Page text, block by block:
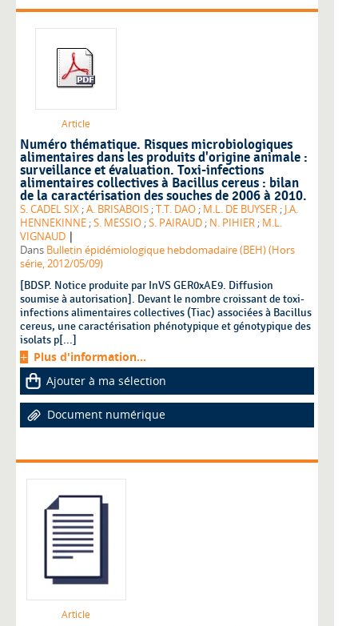
Article
Numéro thématique. Risques microbiologiques
alimentaires dans les produits d'origine animale :
surveillance et évaluation. Toxi-infections
alimentaires collectives à Bacillus cereus : bilan
de la caractérisation des souches de 2006 à 2010.
S. CADEL SIX;A. BRISABOIS;T.T. DAO; M.L. DE BUYSER;J.A.
HENNEKINNE;S. MESSIO;S. PAIRAUD; N. PIHIER; M.L.
VIGNAUD |
Dans Bulletin épidémiologique hebdomadaire (BEH) (Hors
série, 2012/05/09)
[BDSP. Notice produite par InVS GER0xAE9. Diffusion
soumise à autorisation]. Devant le nombre croissant de toxi-
infections alimentaires collectives (Tiac) associées à Bacillus
cereus, une caractérisation phénotypique et génotypique des
isolats p[...]
Plus d'information...
Ajouter à ma sélection
Document numérique
Article